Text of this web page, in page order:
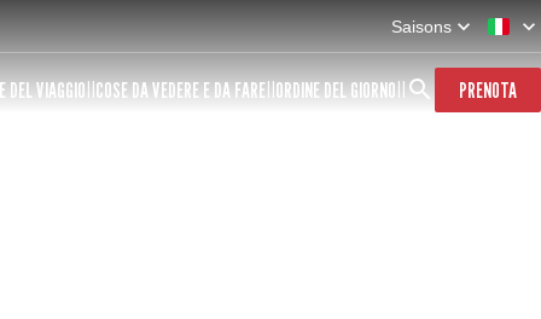
Saisons
DEL VIAGGIO COSE DA VEDERE E DA FARE ORDINE DEL GIORNO PRENOTA